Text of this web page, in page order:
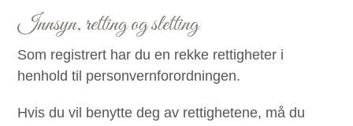
Innsyn, retting og sletting
Som registrert har du en rekke rettigheter i
henhold til personvernforordningen.
Hvis du vil benytte deg av rettighetene, må du